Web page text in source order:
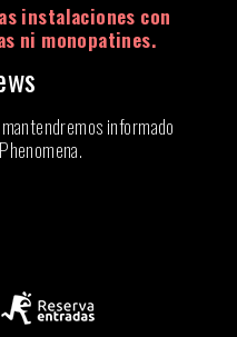
instalaciones con
ni monopatines.
informado